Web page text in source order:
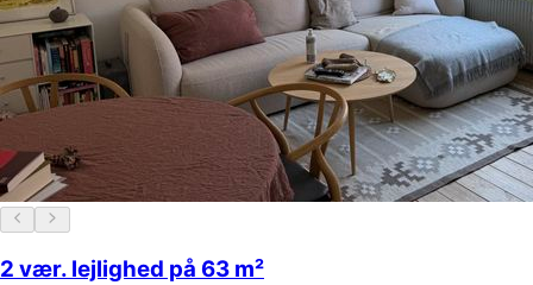
2 vær. lejlighed på 63 m²